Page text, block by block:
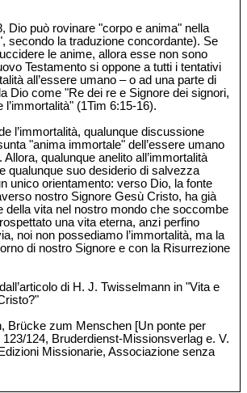
Dio può rovinare "corpo e anima" nella
secondo la traduzione concordante). Se
le anime, allora esse non sono
Testamento si oppone a tutti i tentativi
all’essere umano – o ad una parte di
Dio come "Re dei re e Signore dei signori,
l’immortalità" (1Tim 6:15-16).
l’immortalità, qualunque discussione
"anima immortale" dell’essere umano
Allora, qualunque anelito all’immortalità
qualunque suo desiderio di salvezza
unico orientamento: verso Dio, la fonte
nostro Signore Gesù Cristo, ha già
della vita nel nostro mondo che soccombe
una vita eterna, anzi perfino
noi non possediamo l’immortalità, ma la
di nostro Signore e con la Risurrezione
di H. J. Twisselmann in "Vita e
Brücke zum Menschen [Un ponte per
123/124, Bruderdienst-Missionsverlag e. V.
Missionarie, Associazione senza